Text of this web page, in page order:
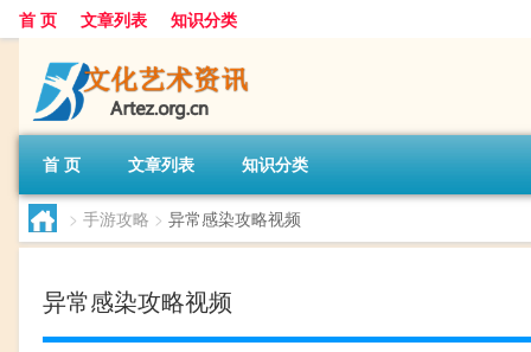
首 页 文章列表 知识分类
首 页 文章列表 知识分类
> 手游攻略 > 异常感染攻略视频
异常感染攻略视频